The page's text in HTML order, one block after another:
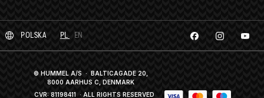
POLSKA PL EN
© HUMMEL A/S · BALTICAGADE 20,
8000 AARHUS C, DENMARK
CVR: 81198411 · ALL RIGHTS RESERVED